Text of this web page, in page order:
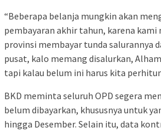
“Beberapa belanja mungkin akan
pembayaran akhir tahun, karena kami
provinsi membayar tunda salurannya
pusat, kalo memang disalurkan,
tapi kalau belum ini harus kita
BKD meminta seluruh OPD segera
belum dibayarkan, khususnya untuk
hingga Desember. Selain itu, data